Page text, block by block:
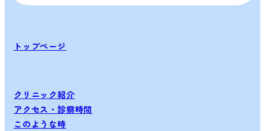
トップページ
クリニック紹介
アクセス・診察時間
このような時